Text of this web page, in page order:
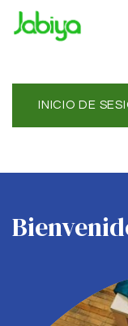
INICIO DE